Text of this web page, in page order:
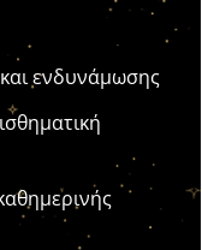
ενδυνάμωσης